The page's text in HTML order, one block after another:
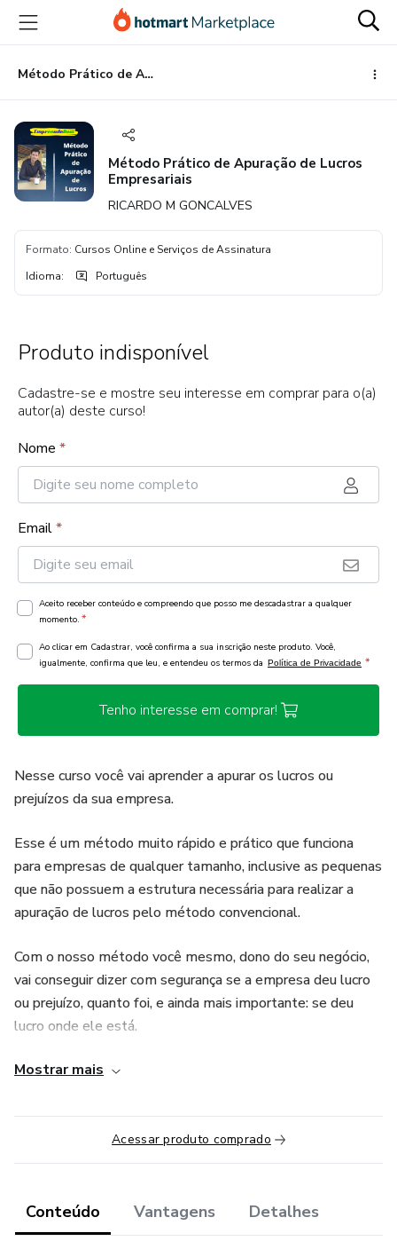
para
conteúdo
principal
para
pagamento
para
rodapé
Método Prático de Apuração de Lucros Empresariais
Método Prático de Apuração de Lucros
Empresariais
RICARDO M GONCALVES
Formato: Cursos Online e Serviços de Assinatura
Idioma: Português
Produto indisponível
Cadastre-se e mostre seu interesse em comprar para o(a)
autor(a) deste curso!
Nome *
Email*
Aceito receber conteúdo e compreendo que posso me descadastrar a qualquer
momento. *
Ao clicar em Cadastrar, você confirma a sua inscrição neste produto. Você,
igualmente, confirma que leu, e entendeu os termos da Política de Privacidade *
Tenho interesse em comprar!
Nesse curso você vai aprender a apurar os lucros ou
prejuízos da sua empresa.
Esse é um método muito rápido e prático que funciona
para empresas de qualquer tamanho, inclusive as pequenas
que não possuem a estrutura necessária para realizar a
apuração de lucros pelo método convencional.
Com o nosso método você mesmo, dono do seu negócio,
vai conseguir dizer com segurança se a empresa deu lucro
ou prejuízo, quanto foi, e ainda mais importante: se deu
lucro onde ele está.
Essa é uma questão muitas vezes difícil de ser respondida
bancária. Muitas vezes eles são engolidos pelas outras
contas ou gastos com investimentos e retiradas
insustentáveis que só percebemos quando é tarde demais.
Aprenda todos os passos necessários para gerir sua
empresa com as mesmas ferramentas de decisão que as
Mostrar mais
Acessar produto comprado
Conteúdo Vantagens Detalhes